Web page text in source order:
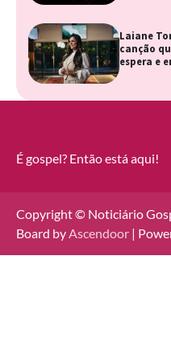
Laiane
canção
espera e
É gospel? Então está aqui!
Copyright © Noticiário
Board byAscendoor |